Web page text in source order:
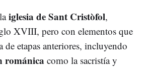
iglesia de Sant Cristòfol,
XVIII, pero con elementos que
de etapas anteriores, incluyendo
románica como la sacristía y